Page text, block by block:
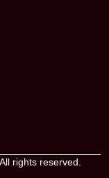
rights reserved.